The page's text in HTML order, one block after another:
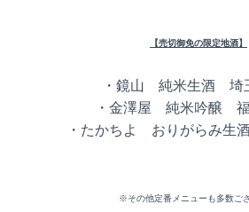
【売切御免の限定地酒】
・鏡山 純米生酒
・金澤屋 純米吟醸
・たかちよ おりがらみ
※その他定番メニューも多数ご